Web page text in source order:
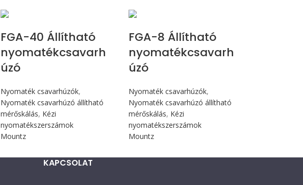
FGA-40 Állítható
nyomatékcsavarh
úzó
Nyomaték csavarhúzók,
Nyomaték csavarhúzó állítható
mérőskálás, Kézi
nyomatékszerszámok
Mountz
FGA-8 Állítható
nyomatékcsavarh
úzó
Nyomaték csavarhúzók,
Nyomaték csavarhúzó állítható
mérőskálás, Kézi
nyomatékszerszámok
Mountz
KAPCSOLAT